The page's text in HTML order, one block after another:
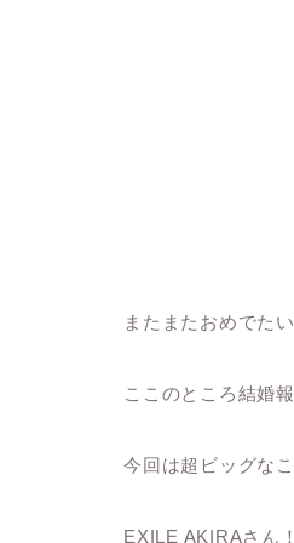
またまたおめでた
ここのところ結婚
今回は超ビッグなこ
EXILE AKIRAさん